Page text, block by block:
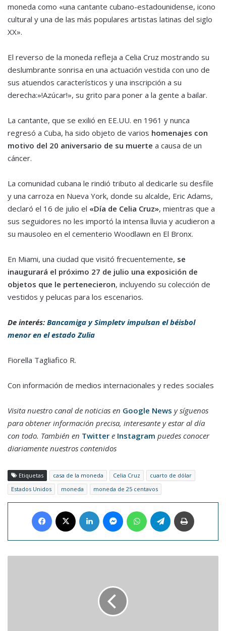
moneda como «una cantante cubano-estadounidense, icono
cultural y una de las más populares artistas latinas del siglo
XX».
El reverso de la moneda refleja a Celia Cruz mostrando su
deslumbrante sonrisa en una actuación vestida con uno de
sus atuendos característicos y una inscripción a su
derecha:»!Azúcar!», su grito para poner a la gente a bailar.
La cantante, que se exilió en EE.UU. en 1961 y nunca
regresó a Cuba, ha sido objeto de varios homenajes con
motivo del 20 aniversario de su muerte a causa de un
cáncer.
La comunidad cubana le rindió tributo al dedicarle su desfile
y una carroza en Nueva York, donde su alcalde, Eric Adams,
declaró el 16 de julio el «Día de Celia Cruz», mientras que a
sus seguidores no les importó la intensa lluvia y acudieron a
su mausoleo en el cementerio Woodlawn en El Bronx.
En Miami, una ciudad que visitó frecuentemente, se
inaugurará el próximo 27 de julio una exposición de
objetos que le pertenecieron, incluyendo su colección de
vestidos y pelucas para los escenarios.
De interés: Bancamiga y Simpletv impulsan el béisbol
menor en el estado Zulia
Fiorella Tagliafico R.
Con información de medios internacionales y redes sociales
Visita nuestro canal de noticias en Google News y síguenos
para obtener información precisa, interesante y estar al día
con todo. También en Twitter e Instagram puedes conocer
diariamente nuestros contenidos
Etiquetas casa de la moneda Celia Cruz
cuarto de dólar
Estados Unidos
moneda moneda de 25 centavos
Facebook LinkedIn MessengerWhatsAppTelegram